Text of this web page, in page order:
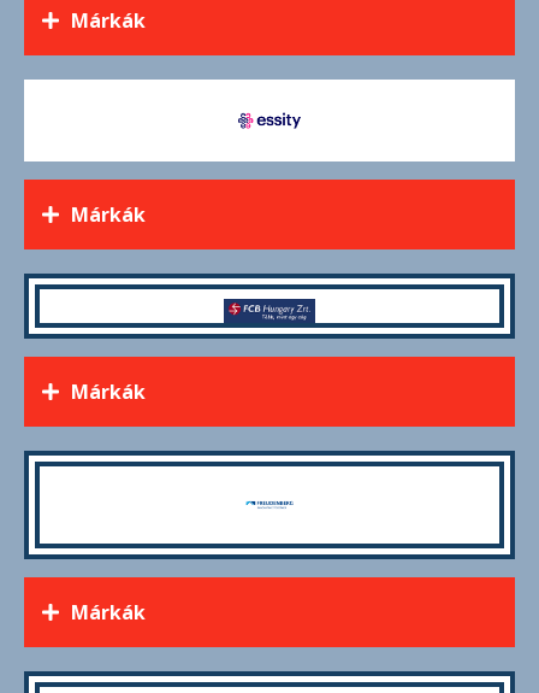
Márkák
Márkák
Márkák
Márkák